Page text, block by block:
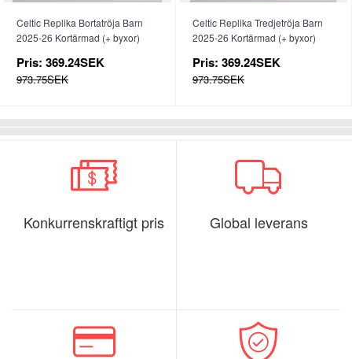
Celtic Replika Bortatröja Barn
2025-26 Kortärmad (+ byxor)
Pris: 369.24SEK
973.75SEK
Celtic Replika Tredjetröja Barn
2025-26 Kortärmad (+ byxor)
Pris: 369.24SEK
973.75SEK
Konkurrenskraftigt pris Global leverans